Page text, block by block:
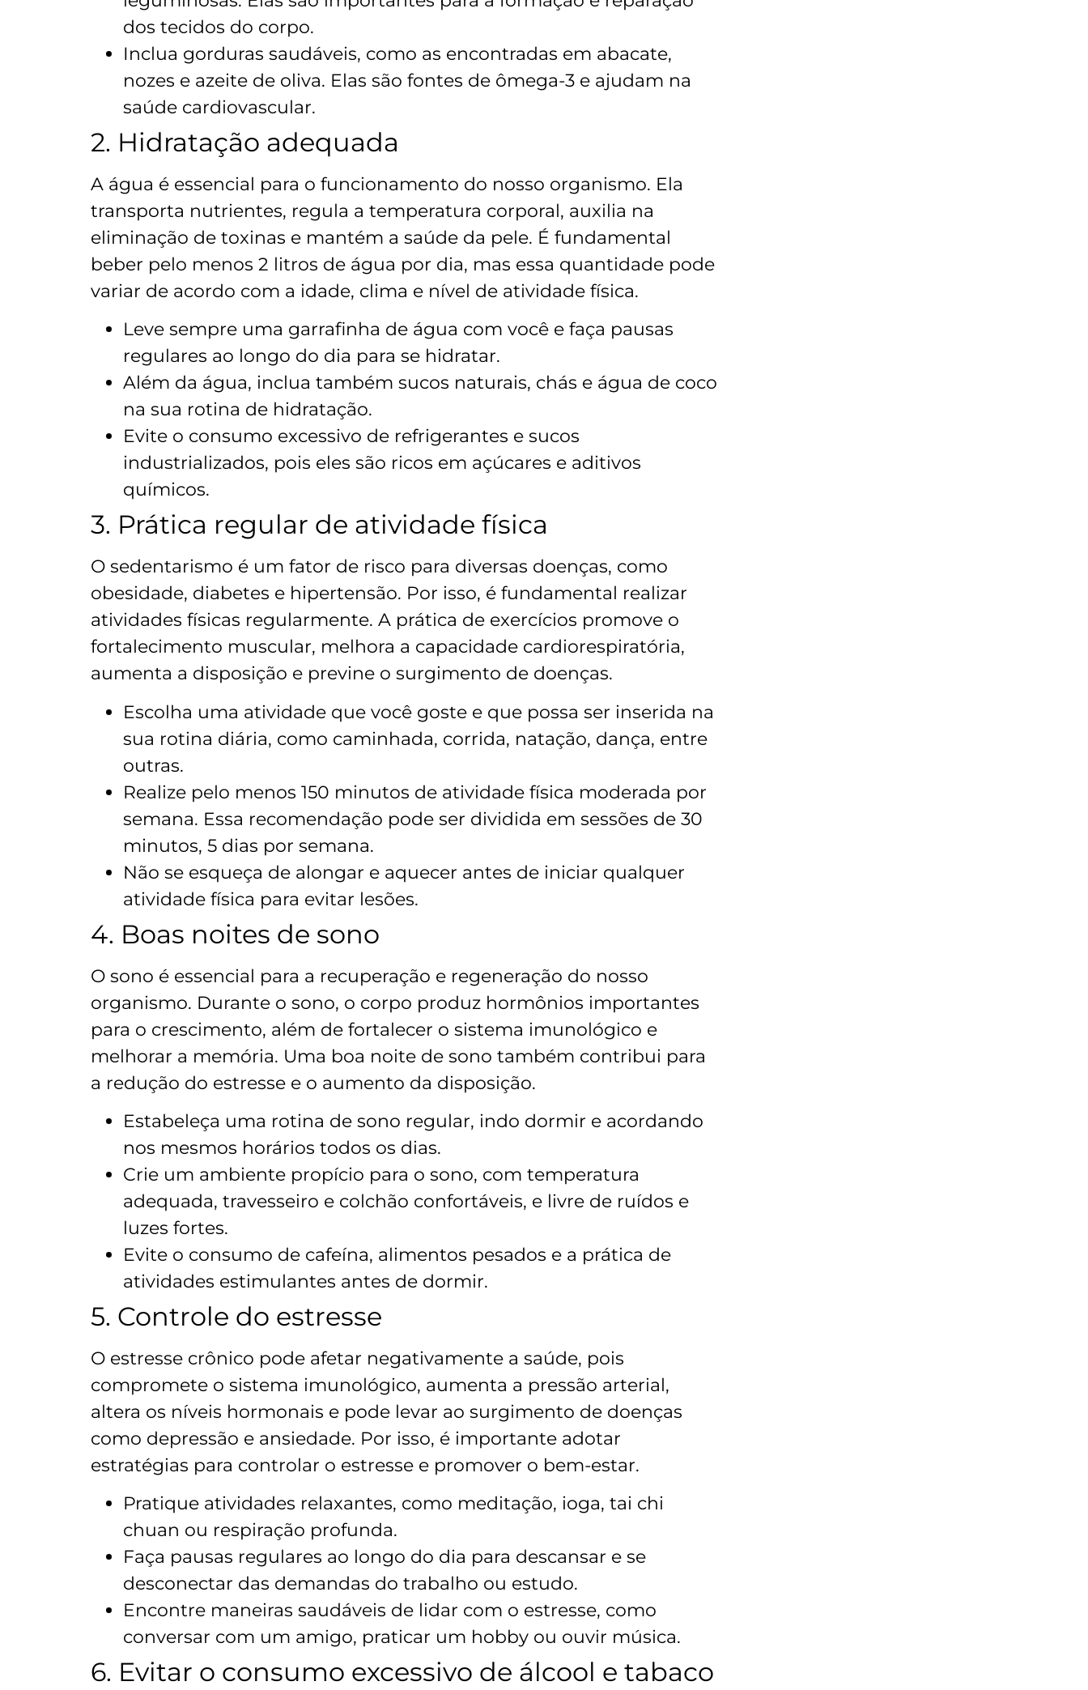
dos tecidos do corpo.
Inclua gorduras saudáveis, como as encontradas em abacate,
nozes e azeite de oliva. Elas são fontes de ômega-3 e ajudam na
saúde cardiovascular.
2. Hidratação adequada
A água é essencial para o funcionamento do nosso organismo. Ela
transporta nutrientes, regula a temperatura corporal, auxilia na
eliminação de toxinas e mantém a saúde da pele. É fundamental
beber pelo menos 2 litros de água por dia, mas essa quantidade pode
variar de acordo com a idade, clima e nível de atividade física.
Leve sempre uma garrafinha de água com você e faça pausas
regulares ao longo do dia para se hidratar.
Além da água, inclua também sucos naturais, chás e água de coco
na sua rotina de hidratação.
Evite o consumo excessivo de refrigerantes e sucos
industrializados, pois eles são ricos em açúcares e aditivos
químicos.
3. Prática regular de atividade física
O sedentarismo é um fator de risco para diversas doenças, como
obesidade, diabetes e hipertensão. Por isso, é fundamental realizar
atividades físicas regularmente. A prática de exercícios promove o
fortalecimento muscular, melhora a capacidade cardiorespiratória,
aumenta a disposição e previne o surgimento de doenças.
Escolha uma atividade que você goste e que possa ser inserida na
sua rotina diária, como caminhada, corrida, natação, dança, entre
outras.
Realize pelo menos 150 minutos de atividade física moderada por
semana. Essa recomendação pode ser dividida em sessões de 30
minutos, 5 dias por semana.
Não se esqueça de alongar e aquecer antes de iniciar qualquer
atividade física para evitar lesões.
4. Boas noites de sono
O sono é essencial para a recuperação e regeneração do nosso
organismo. Durante o sono, o corpo produz hormônios importantes
para o crescimento, além de fortalecer o sistema imunológico e
melhorar a memória. Uma boa noite de sono também contribui para
a redução do estresse e o aumento da disposição.
Estabeleça uma rotina de sono regular, indo dormir e acordando
nos mesmos horários todos os dias.
Crie um ambiente propício para o sono, com temperatura
adequada, travesseiro e colchão confortáveis, e livre de ruídos e
luzes fortes.
Evite o consumo de cafeína, alimentos pesados e a prática de
atividades estimulantes antes de dormir.
5. Controle do estresse
O estresse crônico pode afetar negativamente a saúde, pois
compromete o sistema imunológico, aumenta a pressão arterial,
altera os níveis hormonais e pode levar ao surgimento de doenças
como depressão e ansiedade. Por isso, é importante adotar
estratégias para controlar o estresse e promover o bem-estar.
Pratique atividades relaxantes, como meditação, ioga, tai chi
chuan ou respiração profunda.
Faça pausas regulares ao longo do dia para descansar e se
desconectar das demandas do trabalho ou estudo.
Encontre maneiras saudáveis de lidar com o estresse, como
conversar com um amigo, praticar um hobby ou ouvir música.
6. Evitar o consumo excessivo de álcool e tabaco